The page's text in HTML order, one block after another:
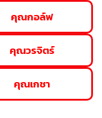
คุณกอล์ฟ
คุณวรจิตร์
คุณเกชา